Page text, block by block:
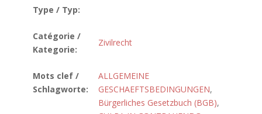
Type / Typ:
Catégorie /
Kategorie:
Zivilrecht
Mots clef /
Schlagworte:
ALLGEMEINE
GESCHAEFTSBEDINGUNGEN,
Bürgerliches Gesetzbuch (BGB),